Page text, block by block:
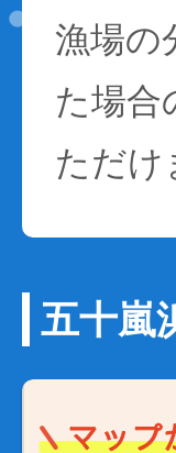
漁場の
た場合
ただけ
五十嵐